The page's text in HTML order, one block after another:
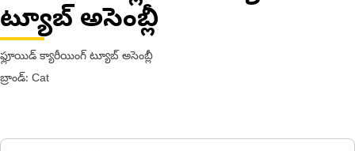
ట్యూబ్ అసెంబ్లీ
ఫ్లూయిడ్ క్యారీయింగ్ ట్యూబ్ అసెంబ్లీ
బ్రాండ్: Cat